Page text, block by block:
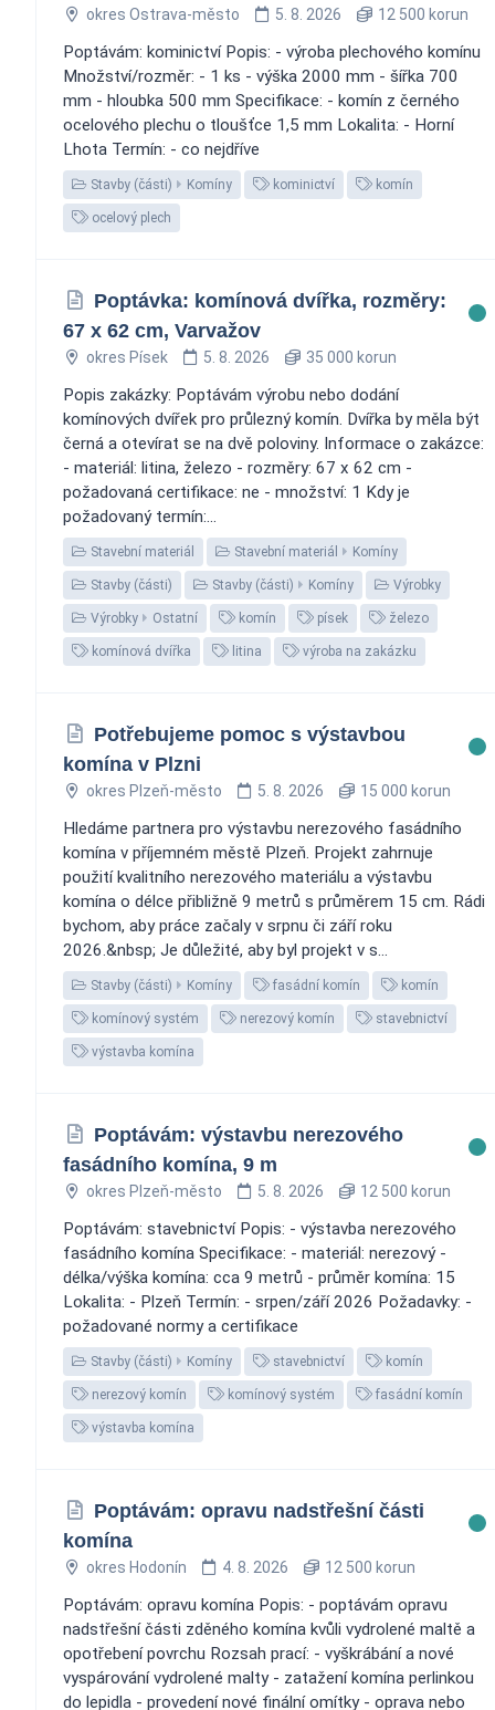
okres Ostrava-město 5. 8. 2026 12 500 korun
Poptávám: kominictví Popis: - výroba plechového komínu
Množství/rozměr: - 1 ks - výška 2000 mm - šířka 700
mm - hloubka 500 mm Specifikace: - komín z černého
ocelového plechu o tloušťce 1,5 mm Lokalita: - Horní
Lhota Termín: - co nejdříve
Stavby (části) Komíny kominictví komín
ocelový plech
Poptávka: komínová dvířka, rozměry:
67 x 62 cm, Varvažov
okres Písek 5. 8. 2026 35 000 korun
Popis zakázky: Poptávám výrobu nebo dodání
komínových dvířek pro průlezný komín. Dvířka by měla být
černá a otevírat se na dvě poloviny. Informace o zakázce:
- materiál: litina, železo - rozměry: 67 x 62 cm -
požadovaná certifikace: ne - množství: 1 Kdy je
požadovaný termín:...
Stavební materiál Stavební materiál Komíny
Stavby (části) Stavby (části) Komíny Výrobky
Výrobky Ostatní komín písek železo
komínová dvířka litina výroba na zakázku
Potřebujeme pomoc s výstavbou
komína v Plzni ️
okres Plzeň-město 5. 8. 2026 15 000 korun
Hledáme partnera pro výstavbu nerezového fasádního
komína v příjemném městě Plzeň. Projekt zahrnuje
použití kvalitního nerezového materiálu a výstavbu
komína o délce přibližně 9 metrů s průměrem 15 cm. Rádi
bychom, aby práce začaly v srpnu či září roku
2026.&nbsp; Je důležité, aby byl projekt v s...
Stavby (části) Komíny fasádní komín komín
komínový systém nerezový komín stavebnictví
výstavba komína
Poptávám: výstavbu nerezového
fasádního komína, 9 m
okres Plzeň-město 5. 8. 2026 12 500 korun
Poptávám: stavebnictví Popis: - výstavba nerezového
fasádního komína Specifikace: - materiál: nerezový -
délka/výška komína: cca 9 metrů - průměr komína: 15
Lokalita: - Plzeň Termín: - srpen/září 2026 Požadavky: -
požadované normy a certifikace
Stavby (části) Komíny stavebnictví komín
nerezový komín komínový systém fasádní komín
výstavba komína
Poptávám: opravu nadstřešní části
komína
okres Hodonín 4. 8. 2026 12 500 korun
Poptávám: opravu komína Popis: - poptávám opravu
nadstřešní části zděného komína kvůli vydrolené maltě a
opotřebení povrchu Rozsah prací: - vyškrábání a nové
vyspárování vydrolené malty - zatažení komína perlinkou
do lepidla - provedení nové finální omítky - oprava nebo